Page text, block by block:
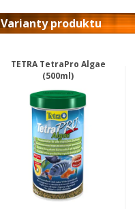
Varianty produktu
TETRA TetraPro Algae
(500ml)